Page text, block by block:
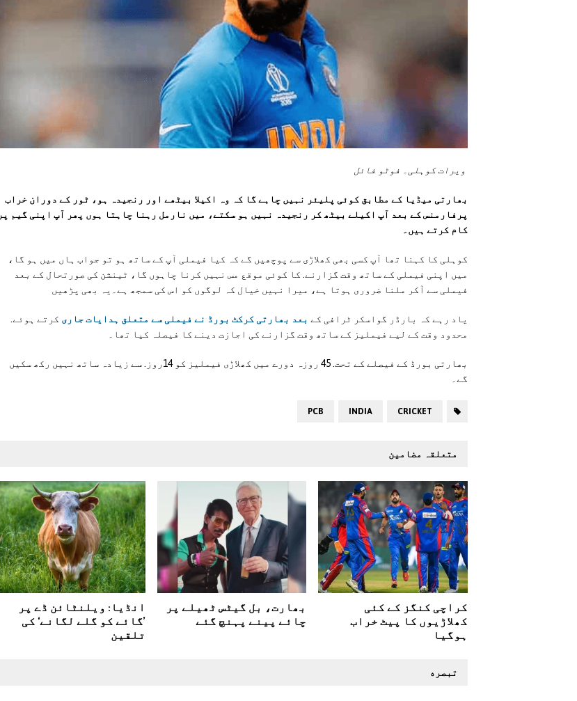
ویرات کوہلی۔ فوٹو فائل
بھارتی میڈیا کے مطابق کوئی پلیئر نہیں چاہے گا کہ وہ اکیلا بیٹھے اور رنجیدہ ہو، ٹور کے دوران خراب
پرفارمنس کے بعد آپ اکیلے بیٹھ کر رنجیدہ نہیں ہو سکتے، میں نارمل رہنا چاہتا ہوں پھر آپ اپنی گیم پر
کام کرتے ہیں۔
کوہلی کا کہنا تھا آپ کسی بھی کھلاڑی سے پوچھیں گے کہ کیا فیملی آپ کے ساتھ ہو تو جواب ہاں میں ہو گا،
میں اپنی فیملی کے ساتھ وقت گزارنے. کا کوئی موقع مس نہیں کرنا چاہوں گا، ٹینشن کی صورتحال کے بعد
فیملی سے آکر ملنا ضروری ہوتا ہے، میرا نہیں خیال کہ لوگوں کو اس کی سمجھ ہے۔یہ بھی پڑھیں
یاد رہے کہ بارڈر گواسکر ٹرافی کے بعد بھارتی کرکٹ بورڈ نے فیملی سے متعلق ہدایات جاری کرتے ہوئے.
محدود وقت کے لیے فیملیز کے ساتھ وقت گزارنے کی اجازت دینے کا فیصلہ کیا تھا۔
بھارتی بورڈ کے فیصلے کے تحت. 45 روزہ دورے میں کھلاڑی فیملیز کو 14روز. سے زیادہ ساتھ نہیں رکھ سکیں
گے۔
CRICKET
INDIA
PCB
متعلقہ مضامین
کراچی کنگز کے کئی
کھلاڑیوں کا پیٹ خراب
ہوگیا
بھارت، بل گیٹس ٹھیلے پر
چائے پینے پہنچ گئے
انڈیا: ویلنٹائن ڈے پر
’گائے کو گلے لگانے‘ کی
تلقین
تبصره